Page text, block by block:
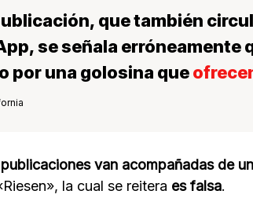
que también
se señala erróneamente
por una golosina que
publicaciones van acompañadas de
la cual se reitera es falsa.